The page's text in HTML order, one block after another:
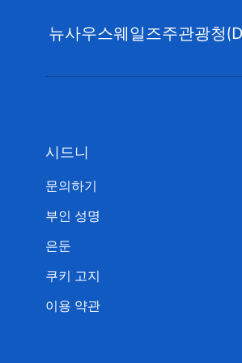
뉴사우스웨일즈주관광청
시드니
문의하기
부인 성명
은둔
쿠키 고지
이용 약관